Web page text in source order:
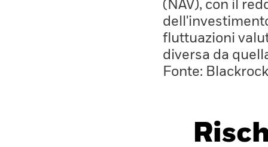
(NAV), con il
fluttuazioni
diversa da
Fonte: Blackrock